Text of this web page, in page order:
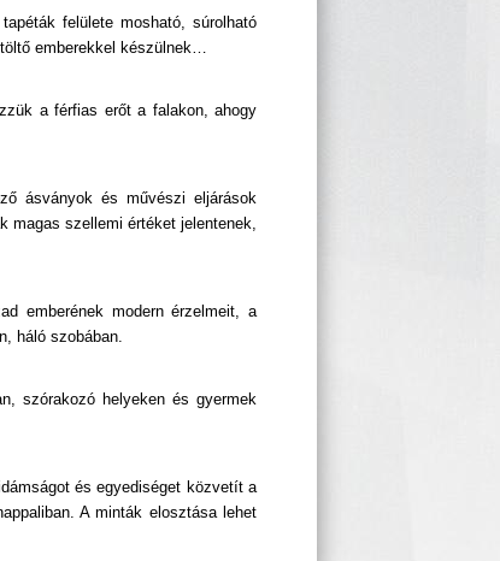
felülete mosható, súrolható
emberekkel készülnek…
a férfias erőt a falakon, ahogy
ásványok és művészi eljárások
magas szellemi értéket jelentenek,
emberének modern érzelmeit, a
háló szobában.
szórakozó helyeken és gyermek
és egyediséget közvetít a
A minták elosztása lehet